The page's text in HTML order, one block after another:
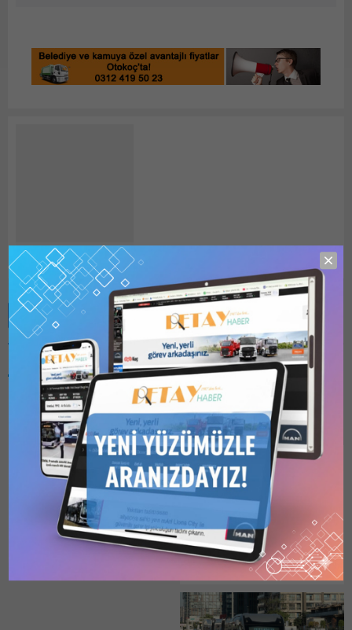
Detay HABER
Benzer Konular
Bu kategori yalnızca
üyeler tarafından
görüntülenebilir. Bu
kategoriyi
görüntülemek için1
Kullanıcılı // 6 Aylık
Abonelik
1 Kullanıcılı
// Yıllık Abonelik ,3
Kullanıcılı // Yıllık
Abonelik
veya
Kullanıcılı // Yıllık
Aboneliksatın alarak
kaydolun.
TCDD, DİZEL MOTOR
MONTAJ VE REVİZYON
İŞİ İÇİN FİRMALARDAN
TEKLİF İSTİYOR
TCDD Taşımacılık A.Ş. Genel
Müdürlüğünden yapılan
duyuruya göre,
2025/2070016 İKN numaralı
dosya konusu “5 Adet
De22000-33000 Tipi Dizel
Motor Montaj Ve 10 Adet
01.12.2025 0